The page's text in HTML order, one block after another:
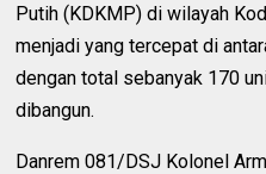
Putih (KDKMP) di wilayah
menjadi yang tercepat di
dengan total sebanyak 170
dibangun.
Danrem 081/DSJ Kolonel